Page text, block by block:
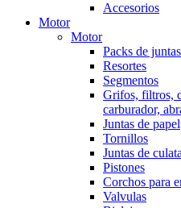
Accesorios
Motor
Motor
Packs de juntas
Resortes
Segmentos
Grifos, filtros,
carburador,
Juntas de papel
Tornillos
Juntas de
Pistones
Corchos para
Valvulas